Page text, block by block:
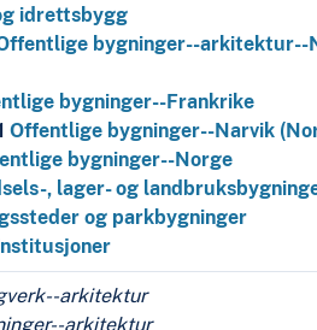
idrettsbygg
bygninger--arkitektur--
bygninger--Frankrike
Offentlige bygninger--Narvik
bygninger--Norge
, lager- og
og parkbygninger
arkitektur
arkitektur